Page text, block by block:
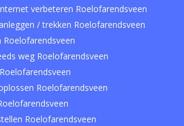
verbeteren Roelofarendsveen
/ trekken Roelofarendsveen
Roelofarendsveen
weg Roelofarendsveen
Roelofarendsveen
Roelofarendsveen